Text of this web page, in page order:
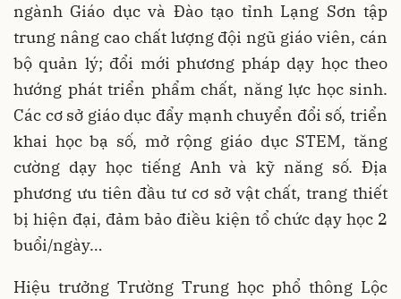
ngành Giáo dục và Đào tạo tỉnh Lạng Sơn tập
trung nâng cao chất lượng đội ngũ giáo viên, cán
bộ quản lý; đổi mới phương pháp dạy học theo
hướng phát triển phẩm chất, năng lực học sinh.
Các cơ sở giáo dục đẩy mạnh chuyển đổi số, triển
khai học bạ số, mở rộng giáo dục STEM, tăng
cường dạy học tiếng Anh và kỹ năng số. Địa
phương ưu tiên đầu tư cơ sở vật chất, trang thiết
bị hiện đại, đảm bảo điều kiện tổ chức dạy học 2
buổi/ngày…
Hiệu trưởng Trường Trung học phổ thông Lộc